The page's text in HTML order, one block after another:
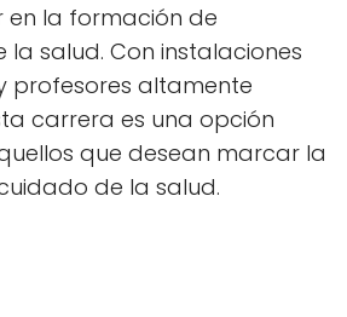
en la formación de
la salud. Con instalaciones
profesores altamente
carrera es una opción
que desean marcar la
de la salud.